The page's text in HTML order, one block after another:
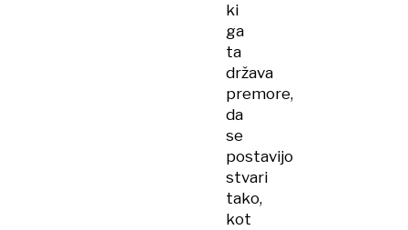
ki
ga
ta
država
premore,
da
se
postavijo
stvari
tako,
kot